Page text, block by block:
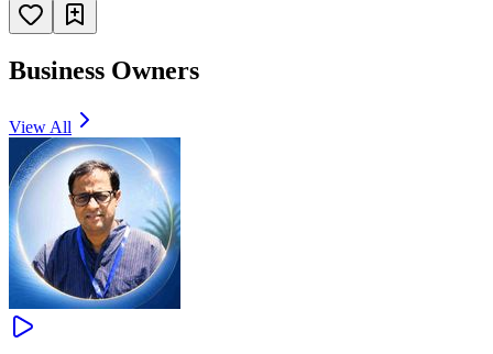
Business Owners
View All